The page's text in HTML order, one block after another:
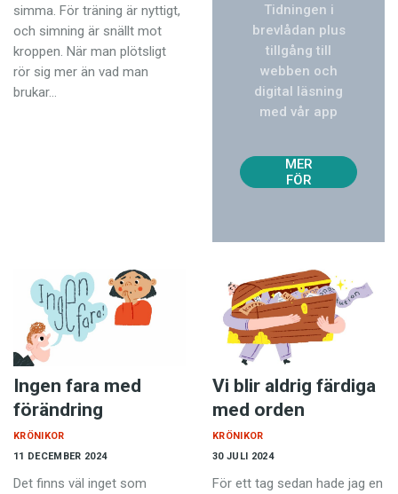
simma. För träning är nyttigt,
och simning är snällt mot
kroppen. När man plötsligt
rör sig mer än vad man
brukar…
Tidningen i
brevlådan plus
tillgång till
webben och
digital läsning
med vår app
MER
FÖR
Ingen fara med
förändring
11 DECEMBER 2024
KRÖNIKOR
Det finns väl inget som
Vi blir aldrig färdiga
med orden
30 JULI 2024
KRÖNIKOR
För ett tag sedan hade jag en